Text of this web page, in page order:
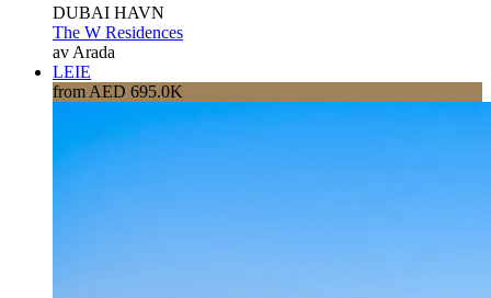
DUBAI HAVN
The W Residences
av Arada
LEIE
from AED 695.0K